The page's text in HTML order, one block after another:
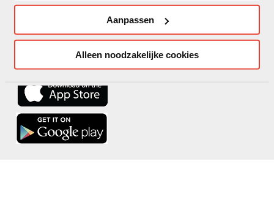
Aanpassen
Alleen noodzakelijke cookies
Werkdagen tussen08.00 en 17.00
Aanmelden voor onze nieuwsbrief? Klikhier!
Bestel altijd en snel via de DEXIS Scan App